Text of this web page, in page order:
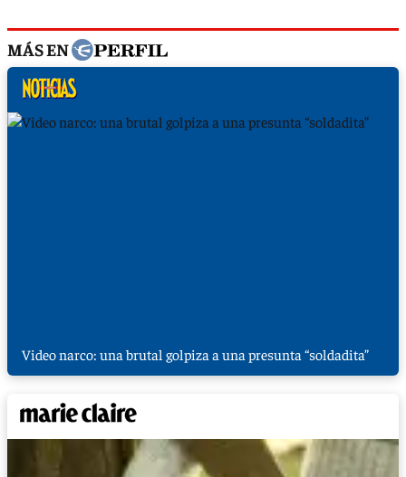
MÁS EN
Video narco: una brutal golpiza a una presunta “soldadita”